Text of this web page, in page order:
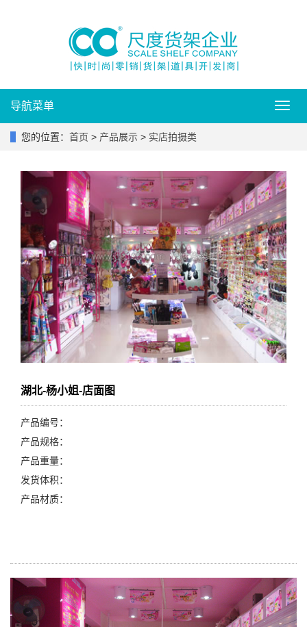
导航菜单
您的位置： 首页 > 产品展示 > 实店拍摄类
湖北-杨小姐-店面图
产品编号：
产品规格：
产品重量：
发货体积：
产品材质：